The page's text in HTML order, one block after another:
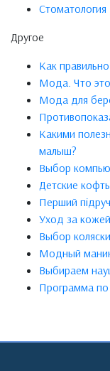
Стоматология
Другое
Как
Мода. Что
Мода для
Какими
малыш?
Выбор
Детские
Перший
Уход за
Выбор
Модный
Выбираем
Программа